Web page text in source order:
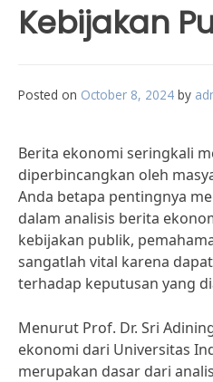
Kebijakan
Posted on October 8, 2024 by
Berita ekonomi seringkali
diperbincangkan oleh
Anda betapa pentingnya
dalam analisis berita
kebijakan publik,
sangatlah vital karena
terhadap keputusan yang
Menurut Prof. Dr. Sri
ekonomi dari Universitas
merupakan dasar dari